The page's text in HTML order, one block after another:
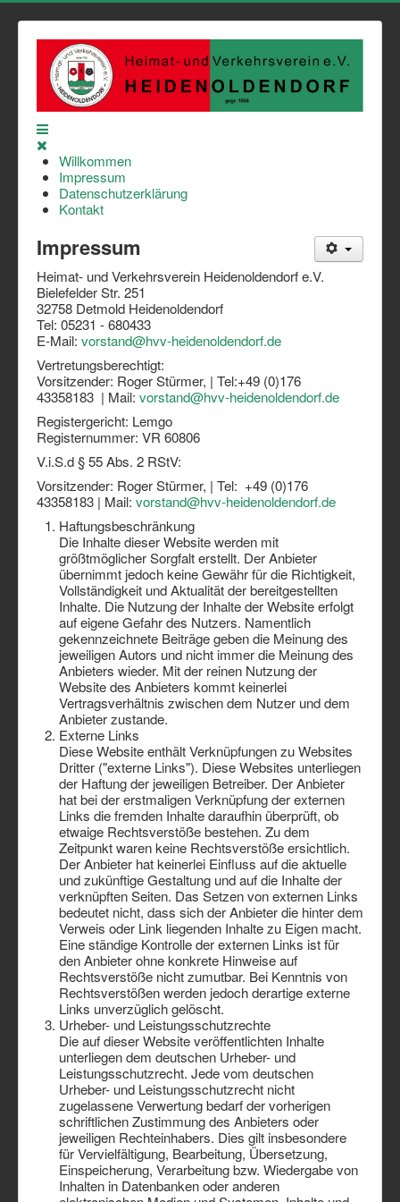
Willkommen
Impressum
Datenschutzerklärung
Kontakt
Impressum
Heimat- und Verkehrsverein Heidenoldendorf e.V.
Bielefelder Str. 251
32758 Detmold Heidenoldendorf
Tel: 05231 - 680433
E-Mail: vorstand@hvv-heidenoldendorf.de
Vertretungsberechtigt:
Vorsitzender: Roger Stürmer, | Tel:+49 (0)176
43358183 | Mail: vorstand@hvv-heidenoldendorf.de
Registergericht: Lemgo
Registernummer: VR 60806
V.i.S.d § 55 Abs. 2 RStV:
Vorsitzender: Roger Stürmer, | Tel: +49 (0)176
43358183 | Mail: vorstand@hvv-heidenoldendorf.de
Haftungsbeschränkung
Die Inhalte dieser Website werden mit
größtmöglicher Sorgfalt erstellt. Der Anbieter
übernimmt jedoch keine Gewähr für die Richtigkeit,
Vollständigkeit und Aktualität der bereitgestellten
Inhalte. Die Nutzung der Inhalte der Website erfolgt
auf eigene Gefahr des Nutzers. Namentlich
gekennzeichnete Beiträge geben die Meinung des
jeweiligen Autors und nicht immer die Meinung des
Anbieters wieder. Mit der reinen Nutzung der
Website des Anbieters kommt keinerlei
Vertragsverhältnis zwischen dem Nutzer und dem
Anbieter zustande.
Externe Links
Diese Website enthält Verknüpfungen zu Websites
Dritter ("externe Links"). Diese Websites unterliegen
der Haftung der jeweiligen Betreiber. Der Anbieter
hat bei der erstmaligen Verknüpfung der externen
Links die fremden Inhalte daraufhin überprüft, ob
etwaige Rechtsverstöße bestehen. Zu dem
Zeitpunkt waren keine Rechtsverstöße ersichtlich.
Der Anbieter hat keinerlei Einfluss auf die aktuelle
und zukünftige Gestaltung und auf die Inhalte der
verknüpften Seiten. Das Setzen von externen Links
bedeutet nicht, dass sich der Anbieter die hinter dem
Verweis oder Link liegenden Inhalte zu Eigen macht.
Eine ständige Kontrolle der externen Links ist für
den Anbieter ohne konkrete Hinweise auf
Rechtsverstöße nicht zumutbar. Bei Kenntnis von
Rechtsverstößen werden jedoch derartige externe
Links unverzüglich gelöscht.
Urheber- und Leistungsschutzrechte
Die auf dieser Website veröffentlichten Inhalte
unterliegen dem deutschen Urheber- und
Leistungsschutzrecht. Jede vom deutschen
Urheber- und Leistungsschutzrecht nicht
zugelassene Verwertung bedarf der vorherigen
schriftlichen Zustimmung des Anbieters oder
jeweiligen Rechteinhabers. Dies gilt insbesondere
für Vervielfältigung, Bearbeitung, Übersetzung,
Einspeicherung, Verarbeitung bzw. Wiedergabe von
Inhalten in Datenbanken oder anderen